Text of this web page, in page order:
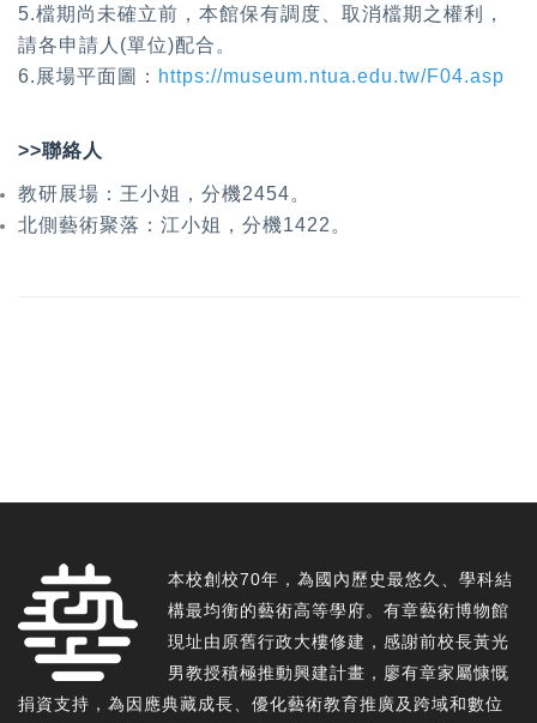
5.檔期尚未確立前，本館保有調度、取消檔期之權利，
請各申請人(單位)配合。
6.展場平面圖： https://museum.ntua.edu.tw/F04.asp
>>聯絡人
教研展場：王小姐，分機2454。
北側藝術聚落：江小姐，分機1422。
本校創校70年，為國內歷史最悠久、學科結
構最均衡的藝術高等學府。有章藝術博物館
現址由原舊行政大樓修建，感謝前校長黃光
男教授積極推動興建計畫，廖有章家屬慷慨
捐資支持，為因應典藏成長、優化藝術教育推廣及跨域和數位